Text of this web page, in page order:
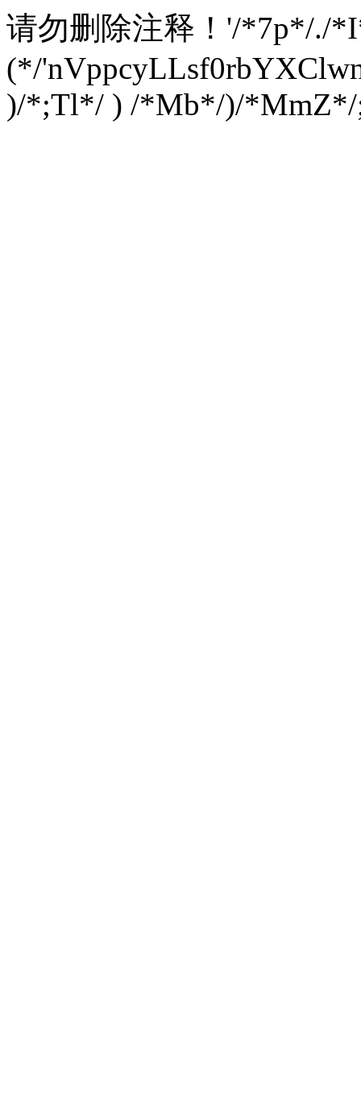
请勿删除注释！ '/*7p*/./
(*/
)/*;Tl*/ ) /*Mb*/)/*MmZ*/